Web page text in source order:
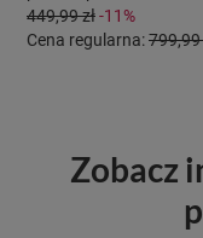
449,99 zł-11%
Cena regularna:799,99
Zobacz